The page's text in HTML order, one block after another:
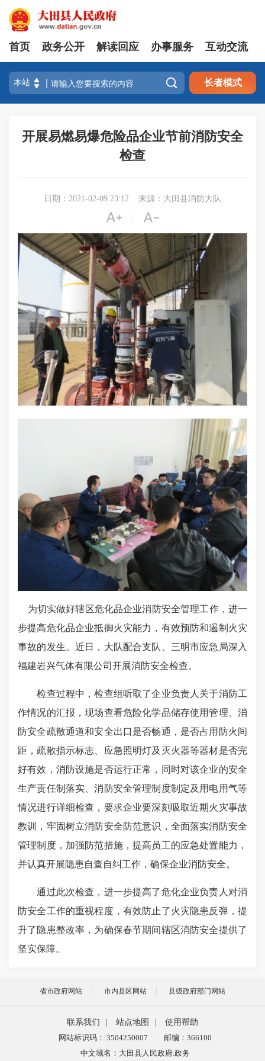
首页 政务公开 解读回应 办事服务 互动交流
 长者模式
开展易燃易爆危险品企业节前消防安全
检查
日期：2021-02-09 23:12 来源：大田县消防大队
 
为切实做好辖区危化品企业消防安全管理工作，进一
步提高危化品企业抵御火灾能力，有效预防和遏制火灾
事故的发生。近日，大队配合支队、三明市应急局深入
福建岩兴气体有限公司开展消防安全检查。
检查过程中，检查组听取了企业负责人关于消防工
作情况的汇报，现场查看危险化学品储存使用管理、消
防安全疏散通道和安全出口是否畅通，是否占用防火间
距，疏散指示标志、应急照明灯及灭火器等器材是否完
好有效，消防设施是否运行正常，同时对该企业的安全
生产责任制落实、消防安全管理制度制定及用电用气等
情况进行详细检查，要求企业要深刻吸取近期火灾事故
教训，牢固树立消防安全防范意识，全面落实消防安全
管理制度，加强防范措施，提高员工的应急处置能力，
并认真开展隐患自查自纠工作，确保企业消防安全。
通过此次检查，进一步提高了危化企业负责人对消
防安全工作的重视程度，有效防止了火灾隐患反弹，提
升了隐患整改率，为确保春节期间辖区消防安全提供了
坚实保障。
省市政府网站 市内县区网站 县级政府部门网站
联系我们 站点地图
使用帮助
网站标识码： 3504250007
邮编：366100
中文域名：大田县人民政府.政务